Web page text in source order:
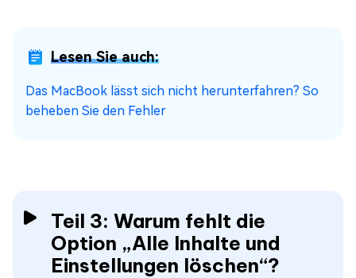
Lesen Sie auch:
Das MacBook lässt sich nicht herunterfahren? So
beheben Sie den Fehler
Teil 3: Warum fehlt die
Option „Alle Inhalte und
Einstellungen löschen“?